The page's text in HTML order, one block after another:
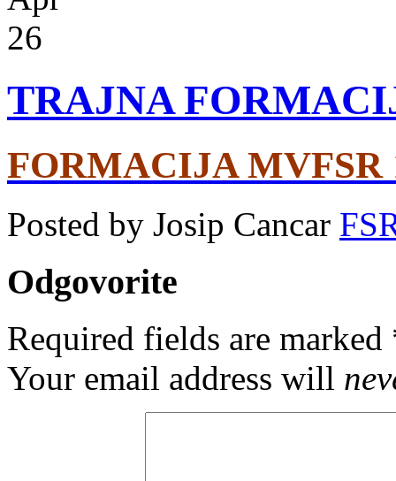
26
TRAJNA
FORMACIJA MVFSR
Posted by Josip Cancar
Odgovorite
Required fields are marked
Your email address will